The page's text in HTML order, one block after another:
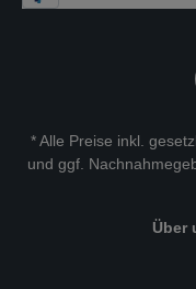
* Alle Preise inkl.
und ggf.
Über